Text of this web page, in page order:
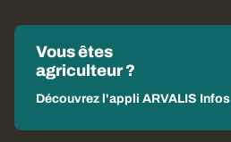
Vous êtes
agriculteur ?
Découvrez l'appli ARVALIS Infos